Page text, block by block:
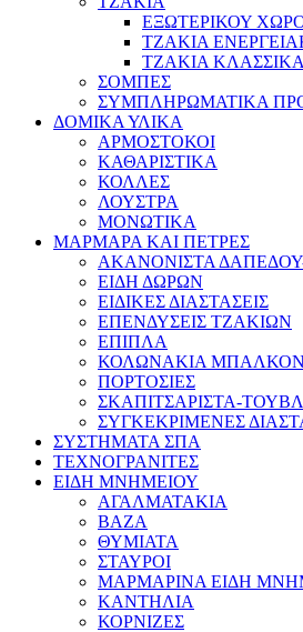
ΕΞΩΤΕΡΙΚΟΥ
ΤΖΑΚΙΑ
ΤΖΑΚΙΑ ΚΛΑΣΣΙΚΑ
ΣΟΜΠΕΣ
ΣΥΜΠΛΗΡΩΜΑΤΙΚΑ
ΔΟΜΙΚΑ ΥΛΙΚΑ
ΑΡΜΟΣΤΟΚΟΙ
ΚΑΘΑΡΙΣΤΙΚΑ
ΚΟΛΛΕΣ
ΛΟΥΣΤΡΑ
ΜΟΝΩΤΙΚΑ
ΜΑΡΜΑΡΑ ΚΑΙ ΠΕΤΡΕΣ
ΑΚΑΝΟΝΙΣΤΑ
ΕΙΔΗ ΔΩΡΩΝ
ΕΙΔΙΚΕΣ ΔΙΑΣΤΑΣΕΙΣ
ΕΠΕΝΔΥΣΕΙΣ ΤΖΑΚΙΩΝ
ΕΠΙΠΛΑ
ΚΟΛΩΝΑΚΙΑ
ΠΟΡΤΟΣΙΕΣ
ΣΚΑΠΙΤΣΑΡΙΣΤΑ-
ΣΥΓΚΕΚΡΙΜΕΝΕΣ
ΣΥΣΤΗΜΑΤΑ ΣΠΑ
ΤΕΧΝΟΓΡΑΝΙΤΕΣ
ΕΙΔΗ ΜΝΗΜΕΙΟΥ
ΑΓΑΛΜΑΤΑΚΙΑ
ΒΑΖΑ
ΘΥΜΙΑΤΑ
ΣΤΑΥΡΟΙ
ΜΑΡΜΑΡΙΝΑ ΕΙΔΗ
ΚΑΝΤΗΛΙΑ
ΚΟΡΝΙΖΕΣ